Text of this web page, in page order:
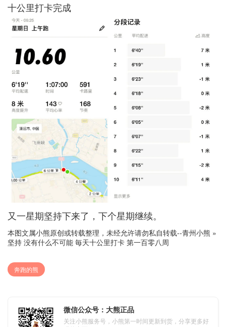
十公里打卡完成
又一星期坚持下来了，下个星期继续。
本图文属小熊原创或转载整理，未经允许请勿私自转载--青州小熊 »
坚持 没有什么不可能 毎天十公里打卡 第一百零八周
奔跑的熊
微信公众号：大熊正品
关注小熊服务号，小熊第一时间更新到货，分享更多好